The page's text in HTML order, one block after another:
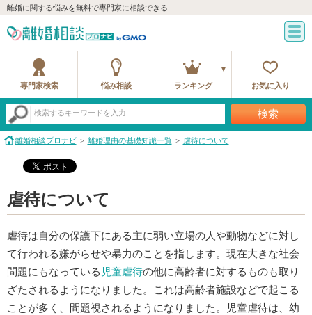
離婚に関する悩みを無料で専門家に相談できる
専門家検索 悩み相談 ランキング お気に入り
検索するキーワードを入力 検索
離婚相談プロナビ 離婚理由の基礎知識一覧 虐待について
虐待について
虐待は自分の保護下にある主に弱い立場の人や動物などに対し
て行われる嫌がらせや暴力のことを指します。現在大きな社会
問題にもなっている 児童虐待の他に高齢者に対するものも取り
ざたされるようになりました。これは高齢者施設などで起こる
ことが多く、問題視されるようになりました。児童虐待は、幼